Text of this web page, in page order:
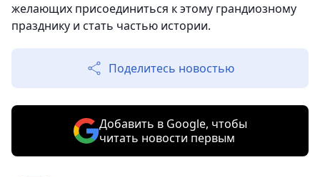
желающих присоединиться к этому грандиозному
празднику и стать частью истории.
Поделитесь новостью
Добавить в Google, чтобы
читать новости первым